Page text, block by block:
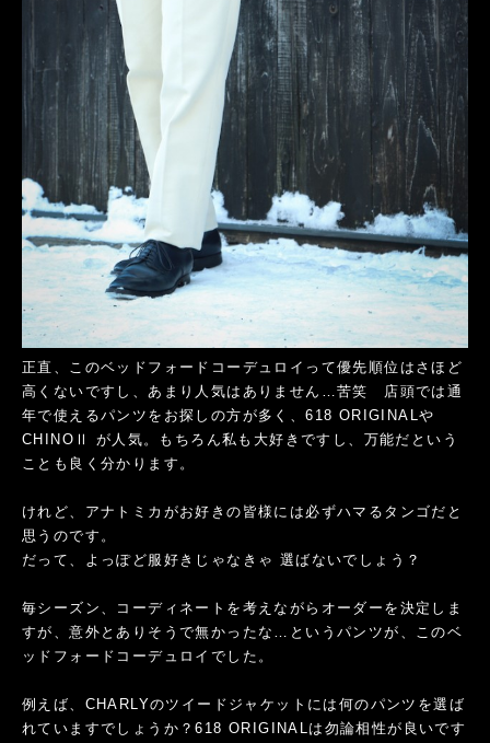
正直、このベッドフォードコーデュロイって優先順位はさほど
高くないですし、あまり人気はありません…苦笑 店頭では通
年で使えるパンツをお探しの方が多く、618 ORIGINALや
CHINOⅡ が人気。もちろん私も大好きですし、万能だという
ことも良く分かります。
けれど、アナトミカがお好きの皆様には必ずハマるタンゴだと
思うのです。
だって、よっぽど服好きじゃなきゃ 選ばないでしょう？
毎シーズン、コーディネートを考えながらオーダーを決定しま
すが、意外とありそうで無かったな…というパンツが、このベ
ッドフォードコーデュロイでした。
例えば、CHARLYのツイードジャケットには何のパンツを選ば
れていますでしょうか？618 ORIGINALは勿論相性が良いです